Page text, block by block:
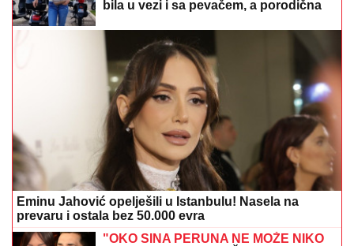
EVO KAKO SE BRANI VOZAČ
KAMIONA KOJI JE POKOSIO PUTARE
Saslušan u tužilaštvu u Šapcu: Udario
u pešake na putu, pa završio kod
metalne ograde
GOTOVO JE! Real Madrid doveo
najskuplje pojačanje u istoriji kluba